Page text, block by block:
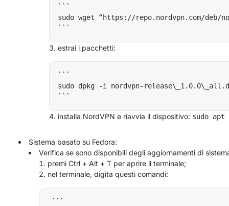
```
sudo wget “https://repo.nordvpn.com/deb/
estrai i pacchetti:
```
sudo dpkg -i nordvpn-
installa NordVPN e riavvia il dispositivo: sudo
Sistema basato su Fedora:
Verifica se sono disponibili degli aggiornamenti di
premi Ctrl + Alt + T per aprire il terminale;
nel terminale, digita questi comandi:
```